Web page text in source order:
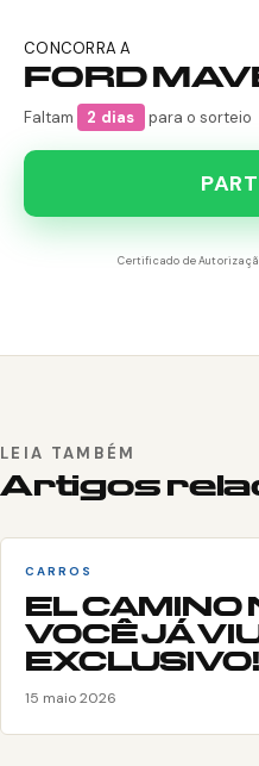
CONCORRA A
FORD
Faltam 2 dias para o sorteio
Certificado de
LEIA TAMBÉM
Artigos
CARROS
EL CAMINO
VOCÊ JÁ
EXCLUSIVO!
15 maio 2026